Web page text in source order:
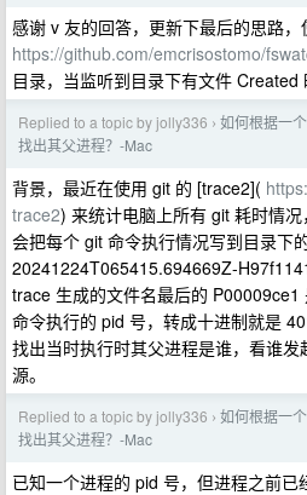
感谢 v 友的回答，更新下最后的思路
https://github.com/emcrisostomo/
目录，当监听到目录下有文件 Created
Replied to a topic by jolly336 › 如何根据一
找出其父进程？-Mac
背景，最近在使用 git 的 [trace2](
trace2) 来统计电脑上所有 git 耗时情况
会把每个 git 命令执行情况写到目录下
20241224T065415.694669Z-
trace 生成的文件名最后的
命令执行的 pid 号，转成十进制就是
找出当时执行时其父进程是谁，看谁
源。
Replied to a topic by jolly336 › 如何根据一
找出其父进程？-Mac
已知一个进程的 pid 号，但进程之前